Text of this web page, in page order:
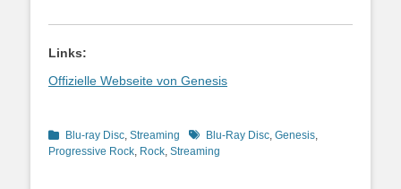
Links:
Offizielle Webseite von Genesis
Kategorien
Blu-ray Disc, Streaming Schlagworte
Blu-Ray Disc, Genesis,
Progressive Rock, Rock, Streaming